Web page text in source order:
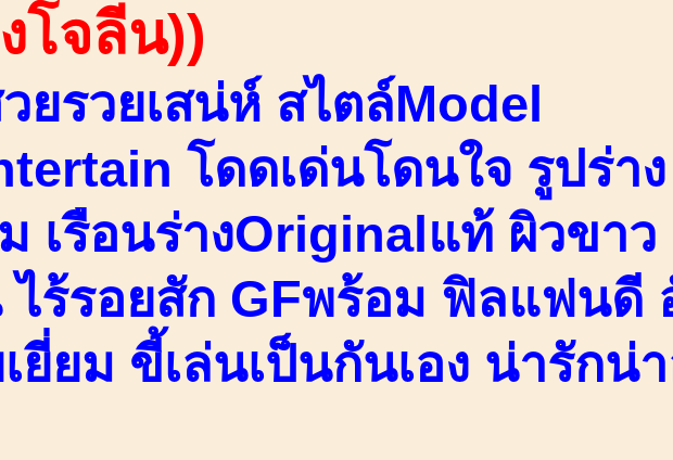
โจลีน))
ยรวยเสน่ห์ สไตล์Model
โดดเด่นโดนใจ รูปร่าง
เรือนร่างOriginalแท้ ผิวขาว
ไร้รอยสัก GFพร้อม ฟิลแฟนดี
ยี่ยม ขี้เล่นเป็นกันเอง น่ารักน่